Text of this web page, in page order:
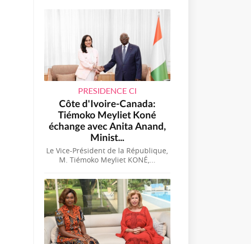
PRESIDENCE CI
Côte d'Ivoire-Canada:
Tiémoko Meyliet Koné
échange avec Anita Anand,
Minist...
Le Vice-Président de la République,
M. Tiémoko Meyliet KONÉ,...